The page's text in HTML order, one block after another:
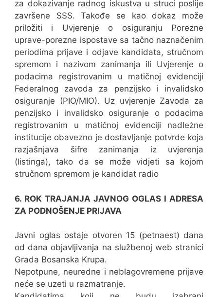
za dokazivanje radnog iskustva u struci poslije
završene SSS. Takođe se kao dokaz može
priložiti i Uvjerenje o osiguranju Porezne
uprave-porezne ispostave sa tačno naznačenim
periodima prijave i odjave kandidata, stručnom
spremom i nazivom zanimanja ili Uvjerenje o
podacima registrovanim u matičnoj evidenciji
Federalnog zavoda za penzijsko i invalidsko
osiguranje (PIO/MIO). Uz uvjerenje Zavoda za
penzijsko i invalidsko osiguranje o podacima
registrovanim u matičnoj evidenciji nadležne
institucije obavezno je dostavljanje potvrde koja
razjašnjava šifre zanimanja iz uvjerenja
(listinga), tako da se može vidjeti sa kojom
stručnom spremom je kandidat radio
6. ROK TRAJANJA JAVNOG OGLAS I ADRESA
ZA PODNOŠENJE PRIJAVA
Javni oglas ostaje otvoren 15 (petnaest) dana
od dana objavljivanja na službenoj web stranici
Grada Bosanska Krupa.
Nepotpune, neuredne i neblagovremene prijave
neće se uzeti u razmatranje.